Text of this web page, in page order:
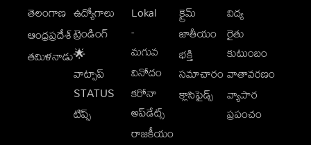
తెలంగాణ
ఆంధ్రప్రదేశ్
తమిళనాడు
ఉద్యోగాలు
ట్రెండింగ్
🌟
వాట్సాప్
STATUS
టిప్స్
Lokal
-
మగువ
వినోదం
కరోనా
అప్‌డేట్స్
రాజకీయం
క్రైమ్
జాతీయం
భక్తి
సమాచారం
క్లాసిఫైడ్స్
విద్య
రైతు
కుటుంబం
వాతావరణం
వ్యాపార
ప్రపంచం